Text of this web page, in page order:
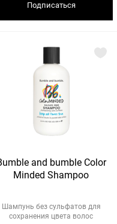
Подписаться
and bumble Color
Minded Shampoo
Шампунь без сульфатов для
сохранения цвета волос